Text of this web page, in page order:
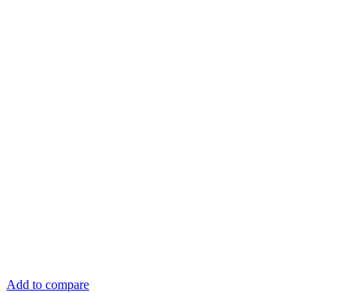
Add to compare